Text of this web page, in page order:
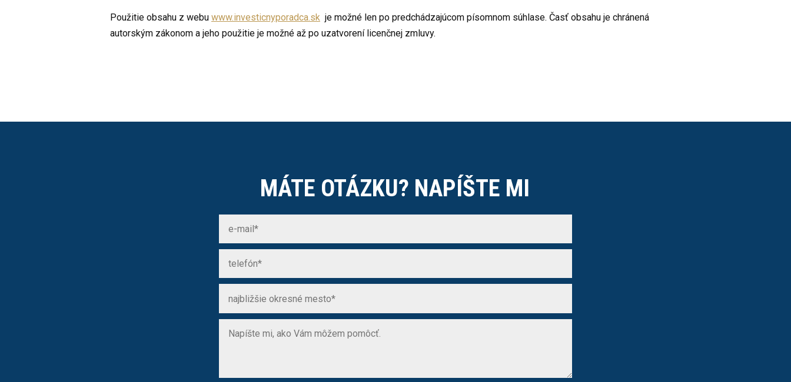
Použitie obsahu z webu www.investicnyporadca.sk je možné len po predchádzajúcom písomnom súhlase. Časť obsahu je chránená
autorským zákonom a jeho použitie je možné až po uzatvorení licenčnej zmluvy.
MÁTE OTÁZKU? NAPÍŠTE MI